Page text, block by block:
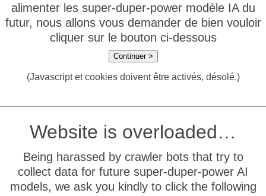
alimenter les super-duper-power modèle IA du
futur, nous allons vous demander de bien vouloir
cliquer sur le bouton ci-dessous
Continuer >
(Javascript et cookies doivent être activés, désolé.)
Website is overloaded…
Being harassed by crawler bots that try to
collect data for future super-duper-power AI
models, we ask you kindly to click the following